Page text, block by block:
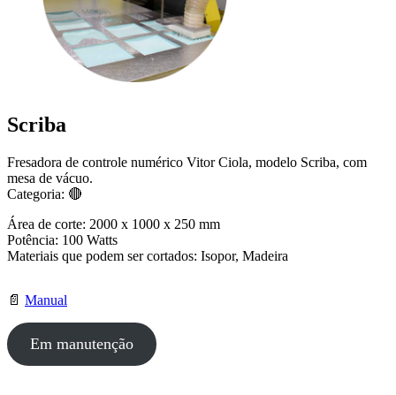
Scriba
Fresadora de controle numérico Vitor Ciola, modelo Scriba, com
mesa de vácuo.
Categoria: 🔴
Área de corte: 2000 x 1000 x 250 mm
Potência: 100 Watts
Materiais que podem ser cortados: Isopor, Madeira
📄 Manual
Em manutenção